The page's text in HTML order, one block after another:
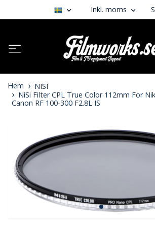
Inkl. moms
Hem
NISI
NiSi Filter CPL True Color 112mm For
Canon RF 100-300 F2.8L IS